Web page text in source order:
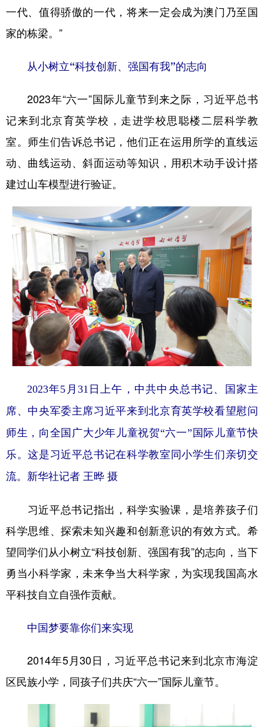
一代、值得骄傲的一代，将来一定会成为澳门乃至国
家的栋梁。”
从小树立“科技创新、强国有我”的志向
2023年“六一”国际儿童节到来之际，习近平总书
记来到北京育英学校，走进学校思聪楼二层科学教
室。师生们告诉总书记，他们正在运用所学的直线运
动、曲线运动、斜面运动等知识，用积木动手设计搭
建过山车模型进行验证。
2023年5月31日上午，中共中央总书记、国家主
席、中央军委主席习近平来到北京育英学校看望慰问
师生，向全国广大少年儿童祝贺“六一”国际儿童节快
乐。这是习近平总书记在科学教室同小学生们亲切交
流。新华社记者 王晔 摄
习近平总书记指出，科学实验课，是培养孩子们
科学思维、探索未知兴趣和创新意识的有效方式。希
望同学们从小树立“科技创新、强国有我”的志向，当下
勇当小科学家，未来争当大科学家，为实现我国高水
平科技自立自强作贡献。
中国梦要靠你们来实现
2014年5月30日，习近平总书记来到北京市海淀
区民族小学，同孩子们共庆“六一”国际儿童节。